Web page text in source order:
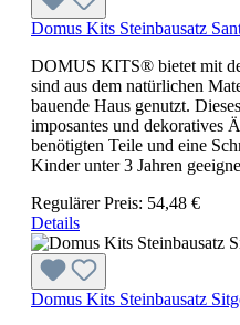
Domus Kits Steinbausatz
DOMUS KITS® bietet mit
sind aus dem natürlichen
bauende Haus genutzt.
imposantes und dekoratives
benötigten Teile und eine
Kinder unter 3 Jahren
Regulärer Preis: 54,48 €
Details
Domus Kits Steinbausatz